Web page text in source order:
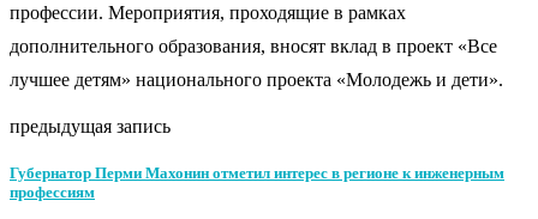
профессии. Мероприятия, проходящие в рамках
дополнительного образования, вносят вклад в проект «Все
лучшее детям» национального проекта «Молодежь и дети».
предыдущая запись
Губернатор Перми Махонин отметил интерес в регионе к инженерным
профессиям